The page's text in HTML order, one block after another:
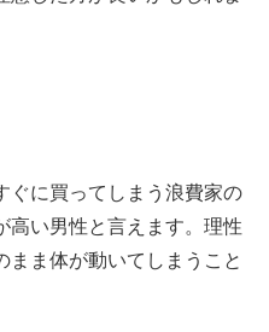
ぐに買ってしまう浪費家の
高い男性と言えます。理性
まま体が動いてしまうこと